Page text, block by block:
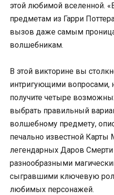
этой любимой вселенной.
предметам из Гарри
вызов даже самым
волшебникам.
В этой викторине вы
интригующими
получите четыре
выбрать правильный
волшебному предмету,
печально известной Карты
легендарных Даров
разнообразными
сыгравшими ключевую
любимых персонажей.